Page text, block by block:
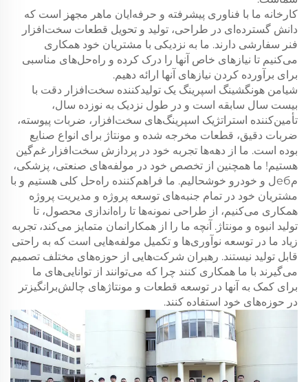
کارخانه ما با فناوری پیشرفته و حرفه‌ایان ماهر مجهز است که
دانش گسترده‌ای در طراحی، تولید و تحویل قطعات سخت‌افزار
فنر سفارشی دارند. ما به نزدیکی با مشتریان خود همکاری
می‌کنیم تا نیازهای خاص آنها را درک کرده و راه‌حل‌های مناسبی
برای برآورده کردن نیازهای آنها ارائه دهیم.
شیامن هونگشینگ اسپرینگ یک تولیدکننده سخت‌افزار دقت با
بیست سال سابقه است و در طول نزدیک به نوزده سال،
تأمین‌کننده استراتژیک اسپرینگ‌های سخت‌افزار، ضربات پیوسته،
ضربات دقیق، قطعات مخرجه شده و مونتاژ برای انواع صنایع
بوده است. ما از دهه‌ها تجربه خود در پردازش سخت‌افزار غم‌گین
هستیم! ما همچنین از تخصص خود در مولفه‌های صنعتی، پزشکی،
مебل و خودرو خوشحالیم. ما فراهم‌کننده راه‌حل کلی هستیم و با
مشتریان خود در تمام جنبه‌های توسعه پروژه و مدیریت پروژه
همکاری می‌کنیم، از طراحی نمونه‌ها تا راه‌اندازی محصول، تا
تولید انبوه و مونتاژ. آنچه ما را از همکارانمان متمایز می‌کند، تجربه
زیاد ما در توسعه نوآوری‌ها و تکمیل مولفه‌هایی است که به راحتی
قابل تولید نیستند. رهبران شرکت‌هایی از حوزه‌های مختلف تصمیم
می‌گیرند با ما همکاری کنند چرا که می‌توانند از توانایی‌های ما
برای کمک به آنها در توسعه قطعات و مونتاژ‌های چالش‌برانگیزتر
در حوزه‌های خود استفاده کنند.